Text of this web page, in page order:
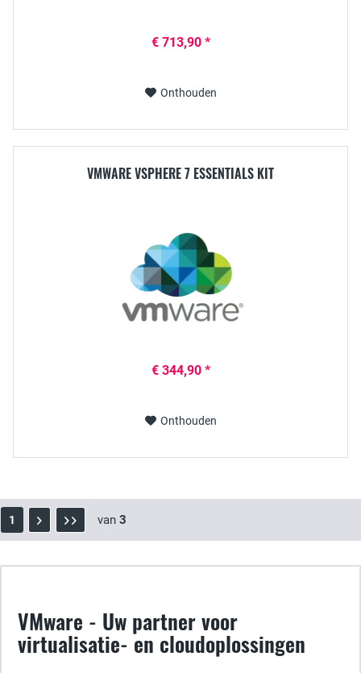
€ 713,90 *
Onthouden
VMWARE VSPHERE 7 ESSENTIALS KIT
€ 344,90 *
Onthouden
1 van 3
VMware - Uw partner voor
virtualisatie- en cloudoplossingen